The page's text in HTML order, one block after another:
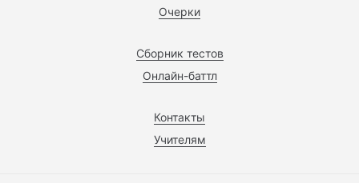
Очерки
Сборник тестов
Онлайн-баттл
Контакты
Учителям